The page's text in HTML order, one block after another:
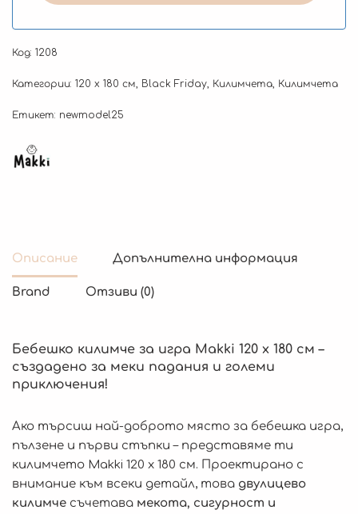
Код: 1208
Категории: 120 x 180 см Black Friday Килимчета Килимчета
Етикет: newmodel25
Описание Допълнителна информация
Brand Отзиви (0)
Бебешко килимче за игра Makki 120 x 180 см –
създадено за меки падания и големи
приключения!
Ако търсиш най-доброто място за бебешка игра,
пълзене и първи стъпки – представяме ти
килимчето Makki 120 x 180 см. Проектирано с
внимание към всеки детайл, това двулицево
килимче съчетава мекота, сигурност и